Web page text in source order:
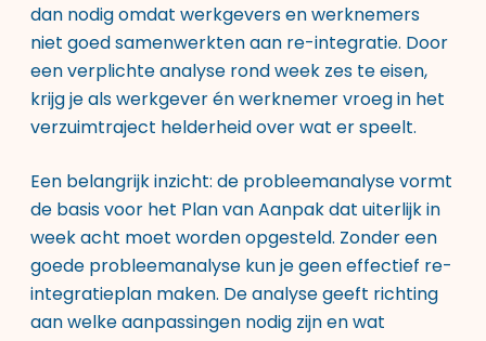
dan nodig omdat werkgevers en werknemers
niet goed samenwerkten aan re-integratie. Door
een verplichte analyse rond week zes te eisen,
krijg je als werkgever én werknemer vroeg in het
verzuimtraject helderheid over wat er speelt.
Een belangrijk inzicht: de probleemanalyse vormt
de basis voor het Plan van Aanpak dat uiterlijk in
week acht moet worden opgesteld. Zonder een
goede probleemanalyse kun je geen effectief re-
integratieplan maken. De analyse geeft richting
aan welke aanpassingen nodig zijn en wat